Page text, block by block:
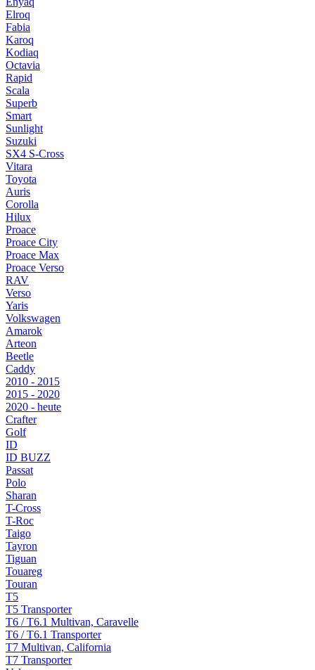
Elroq
Fabia
Karoq
Kodiaq
Octavia
Rapid
Scala
Superb
Smart
Sunlight
Suzuki
SX4 S-Cross
Vitara
Toyota
Auris
Corolla
Hilux
Proace
Proace City
Proace Max
Proace Verso
RAV
Verso
Yaris
Volkswagen
Amarok
Arteon
Beetle
Caddy
2010 - 2015
2015 - 2020
2020 - heute
Crafter
Golf
ID
ID BUZZ
Passat
Polo
Sharan
T-Cross
T-Roc
Taigo
Tayron
Tiguan
Touareg
Touran
T5
T5 Transporter
T6 / T6.1 Multivan, Caravelle
T6 / T6.1 Transporter
T7 Multivan, California
T7 Transporter